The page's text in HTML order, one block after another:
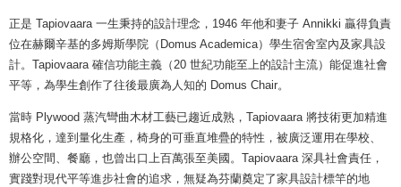
正是 Tapiovaara 一生秉持的設計理念，1946 年他和妻子 Annikki 贏得負責
位在赫爾辛基的多姆斯學院（Domus Academica）學生宿舍室內及家具設
計。Tapiovaara 確信功能主義（20 世紀功能至上的設計主流）能促進社會
平等，為學生創作了往後最廣為人知的 Domus Chair。
當時 Plywood 蒸汽彎曲木材工藝已趨近成熟，Tapiovaara 將技術更加精進
規格化，達到量化生產，椅身的可垂直堆疊的特性，被廣泛運用在學校、
辦公空間、餐廳，也曾出口上百萬張至美國。Tapiovaara 深具社會責任，
實踐對現代平等進步社會的追求，無疑為芬蘭奠定了家具設計標竿的地